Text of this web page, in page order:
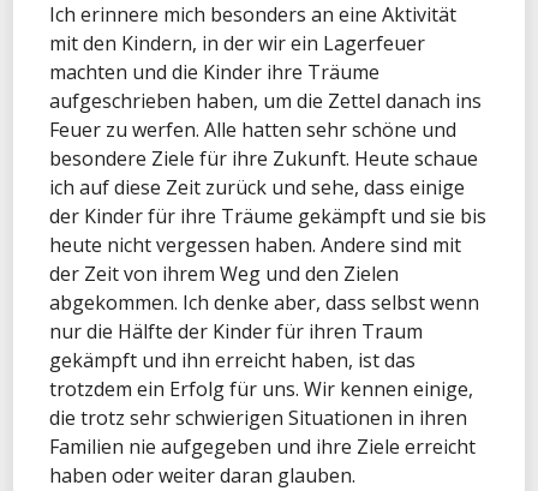
Ich erinnere mich besonders an eine Aktivität
mit den Kindern, in der wir ein Lagerfeuer
machten und die Kinder ihre Träume
aufgeschrieben haben, um die Zettel danach ins
Feuer zu werfen. Alle hatten sehr schöne und
besondere Ziele für ihre Zukunft. Heute schaue
ich auf diese Zeit zurück und sehe, dass einige
der Kinder für ihre Träume gekämpft und sie bis
heute nicht vergessen haben. Andere sind mit
der Zeit von ihrem Weg und den Zielen
abgekommen. Ich denke aber, dass selbst wenn
nur die Hälfte der Kinder für ihren Traum
gekämpft und ihn erreicht haben, ist das
trotzdem ein Erfolg für uns. Wir kennen einige,
die trotz sehr schwierigen Situationen in ihren
Familien nie aufgegeben und ihre Ziele erreicht
haben oder weiter daran glauben.